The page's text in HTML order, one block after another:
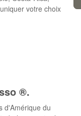
votre choix
®.
d'Amérique du